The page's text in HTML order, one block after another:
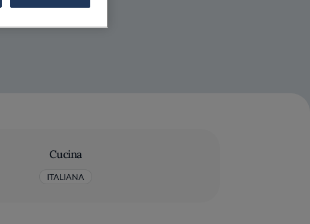
Cucina
ITALIANA